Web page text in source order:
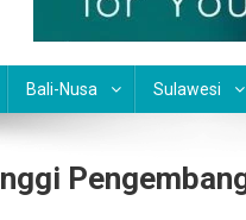
Bali-Nusa Sulawesi